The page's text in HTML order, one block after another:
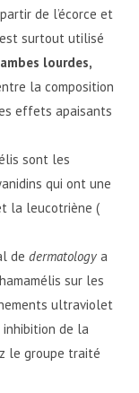
de l’écorce et
surtout utilisé
lourdes,
la composition
effets apaisants
sont les
qui ont une
la leucotriène (
dedermatologya
sur les
ultraviolet
inhibition de la
le groupe traité